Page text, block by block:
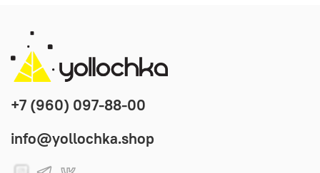
+7 (960) 097-88-00
info@yollochka.shop